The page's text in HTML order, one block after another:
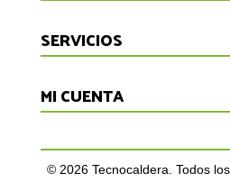
Aviso Legal
Política de Privacidad
Condiciones de Uso
SERVICIOS
Reparaciones
Mantenimiento
MI CUENTA
Registrarse
© 2026Tecnocaldera. Todos